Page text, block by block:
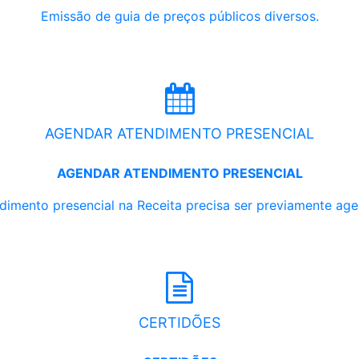
Emissão de guia de preços públicos diversos.
AGENDAR ATENDIMENTO PRESENCIAL
AGENDAR ATENDIMENTO PRESENCIAL
presencial na Receita precisa ser previamente
CERTIDÕES